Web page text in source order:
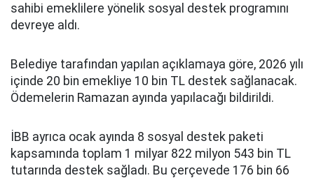
sahibi emeklilere yönelik sosyal destek programını
devreye aldı.
Belediye tarafından yapılan açıklamaya göre, 2026 yılı
içinde 20 bin emekliye 10 bin TL destek sağlanacak.
Ödemelerin Ramazan ayında yapılacağı bildirildi.
İBB ayrıca ocak ayında 8 sosyal destek paketi
kapsamında toplam 1 milyar 822 milyon 543 bin TL
tutarında destek sağladı. Bu çerçevede 176 bin 66